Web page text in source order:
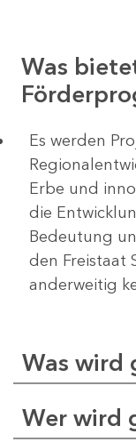
Was
Es werden
Erbe und
die
Bedeutung
den Freistaat
anderweitig
Was wird
Wer wird